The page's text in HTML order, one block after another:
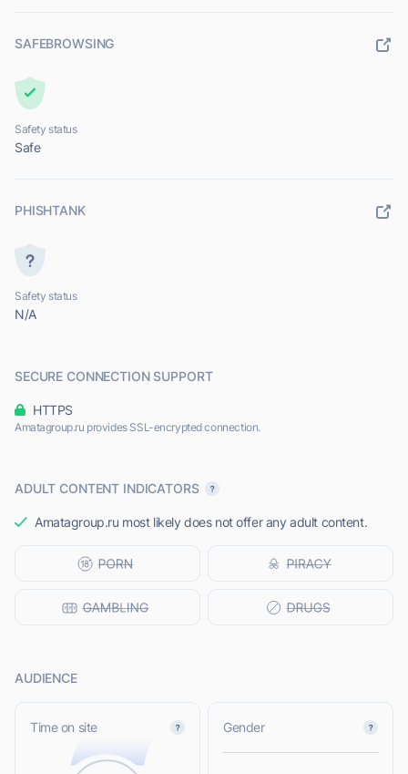
SAFEBROWSING
Safety status
Safe
PHISHTANK
Safety status
N/A
SECURE CONNECTION SUPPORT
HTTPS
Amatagroup.ru provides SSL-encrypted connection.
ADULT CONTENT INDICATORS
Amatagroup.ru most likely does not offer any adult content.
AUDIENCE
Time on site Gender